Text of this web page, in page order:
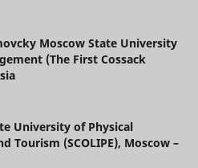
Moscow State University
(The First Cossack
University of Physical
Tourism (SCOLIPE), Moscow –